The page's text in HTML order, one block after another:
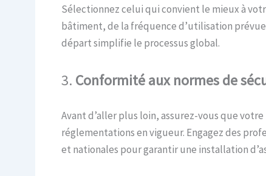
Sélectionnez celui qui convient le mieux à
bâtiment, de la fréquence d’utilisation
départ simplifie le processus global.
3. Conformité auxnormes des
Avant d’aller plus loin, assurez-vous que
réglementations en vigueur. Engagez des
et nationales pour garantir une installation